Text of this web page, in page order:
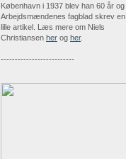
København i 1937 blev han 60 år og
Arbejdsmændenes fagblad skrev en
lille artikel. Læs mere om Niels
Christiansen her og her.
--------------------------